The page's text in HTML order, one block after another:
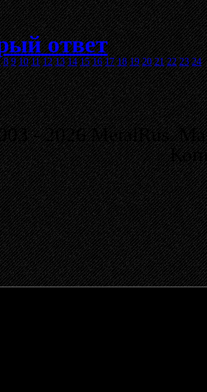
ответ
8 9 10 11 12 13 14 15 16 17 18 19 20 21 22 23 24
- 2026 MetalRus.